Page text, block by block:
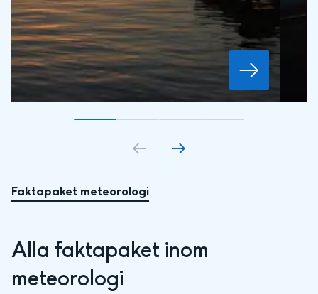
Gå till bildkort1
Gå till bildkort2
Gå till bildkort3
Gå till bildkort
Faktapaket meteorologi
Alla faktapaket inom
meteorologi